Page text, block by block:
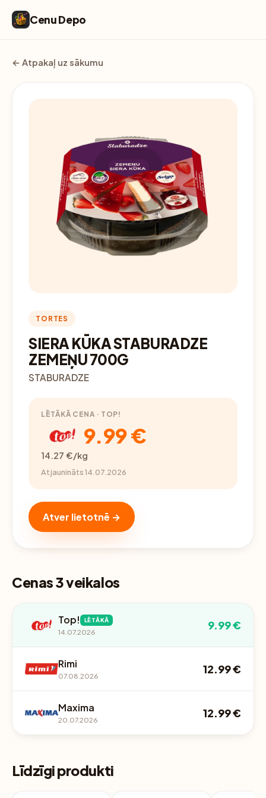
Cenu Depo
← Atpakaļ uz sākumu
TORTES
SIERA KŪKA STABURADZE
ZEMEŅU 700G
STABURADZE
LĒTĀKĀ CENA · TOP!
9.99 €
14.27 €/kg
Atjaunināts 14.07.2026
Atver lietotnē →
Cenas 3 veikalos
Top! LĒTĀKĀ
14.07.2026
9.99 €
Rimi
07.08.2026
12.99 €
Maxima
20.07.2026
12.99 €
Līdzīgi produkti